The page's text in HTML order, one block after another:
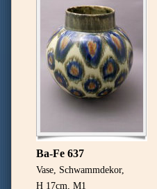
Ba-Fe 637
Vase, Schwammdekor,
H 17cm, M1